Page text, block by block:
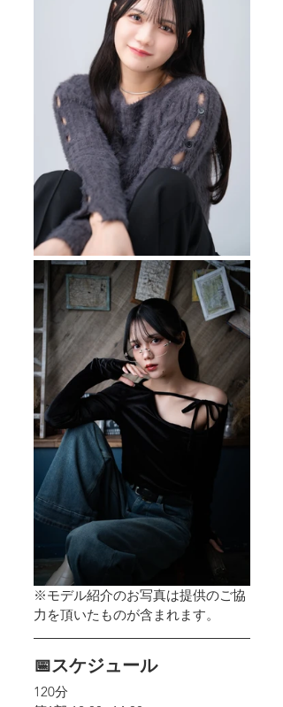
※モデル紹介のお写真は提供のご協
力を頂いたものが含まれます。
📅スケジュール
120分